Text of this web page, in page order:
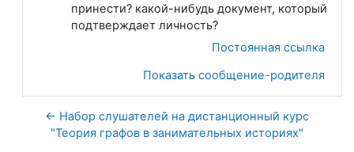
принести? какой-нибудь документ, который
подтверждает личность?
Постоянная ссылка
Показать сообщение-родителя
← Набор слушателей на дистанционный курс
"Теория графов в занимательных историях"